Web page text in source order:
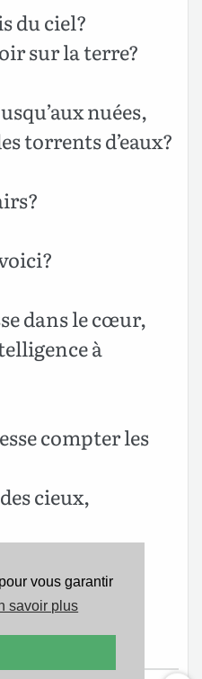
vous garantir
savoir plus
du ciel?
sur la terre?
nuées,
torrents d’eaux?
dans le cœur,
à
compter les
cieux,
se collent